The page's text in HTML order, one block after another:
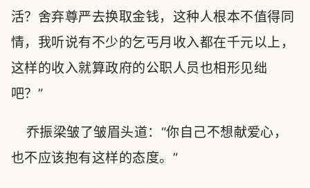
活？舍弃尊严去换取金钱，这种人根本不值得同
情，我听说有不少的乞丐月收入都在千元以上，
这样的收入就算政府的公职人员也相形见绌
吧？”
乔振梁皱了皱眉头道：“你自己不想献爱心，
也不应该抱有这样的态度。”